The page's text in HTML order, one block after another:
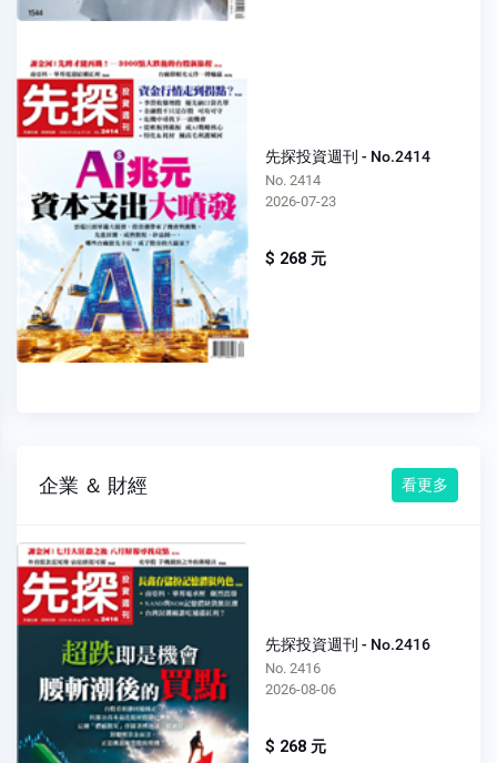
先探投資週刊 - No.2414
No. 2414
2026-07-23
$ 268 元
企業 ＆ 財經 看更多
先探投資週刊 - No.2416
No. 2416
2026-08-06
$ 268 元